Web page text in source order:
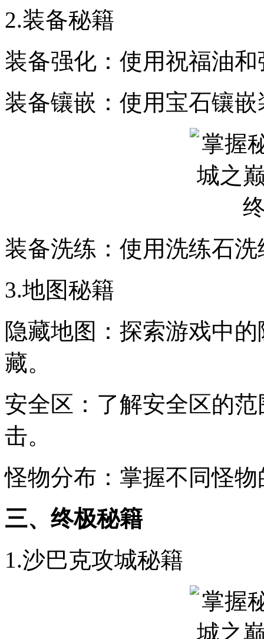
2.装备秘籍
装备强化：使用祝福油
装备镶嵌：使用宝石镶
装备洗练：使用洗练石
3.地图秘籍
隐藏地图：探索游戏中
藏。
安全区：了解安全区的
击。
怪物分布：掌握不同怪
三、终极秘籍
1.沙巴克攻城秘籍